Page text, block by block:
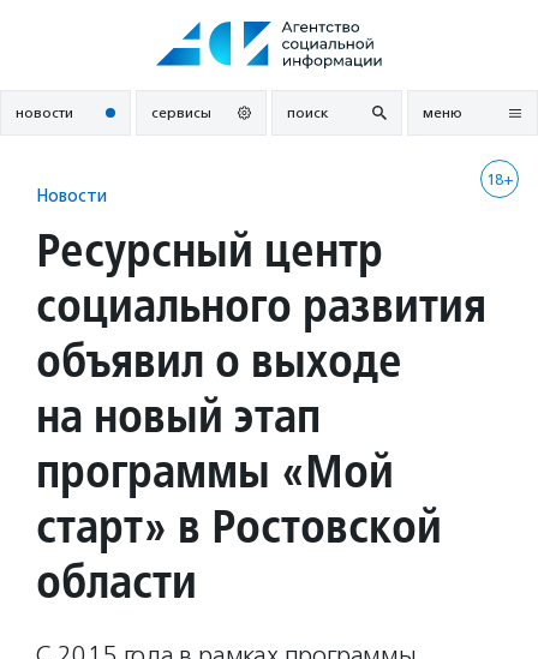
новости сервисы поиск меню
18+
Новости
Ресурсный центр
социального развития
объявил о выходе
на новый этап
программы «Мой
старт» в Ростовской
области